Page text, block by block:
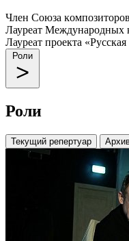
Член Союза
Лауреат Международных
Лауреат проекта
Роли
Роли
Текущий репертуар